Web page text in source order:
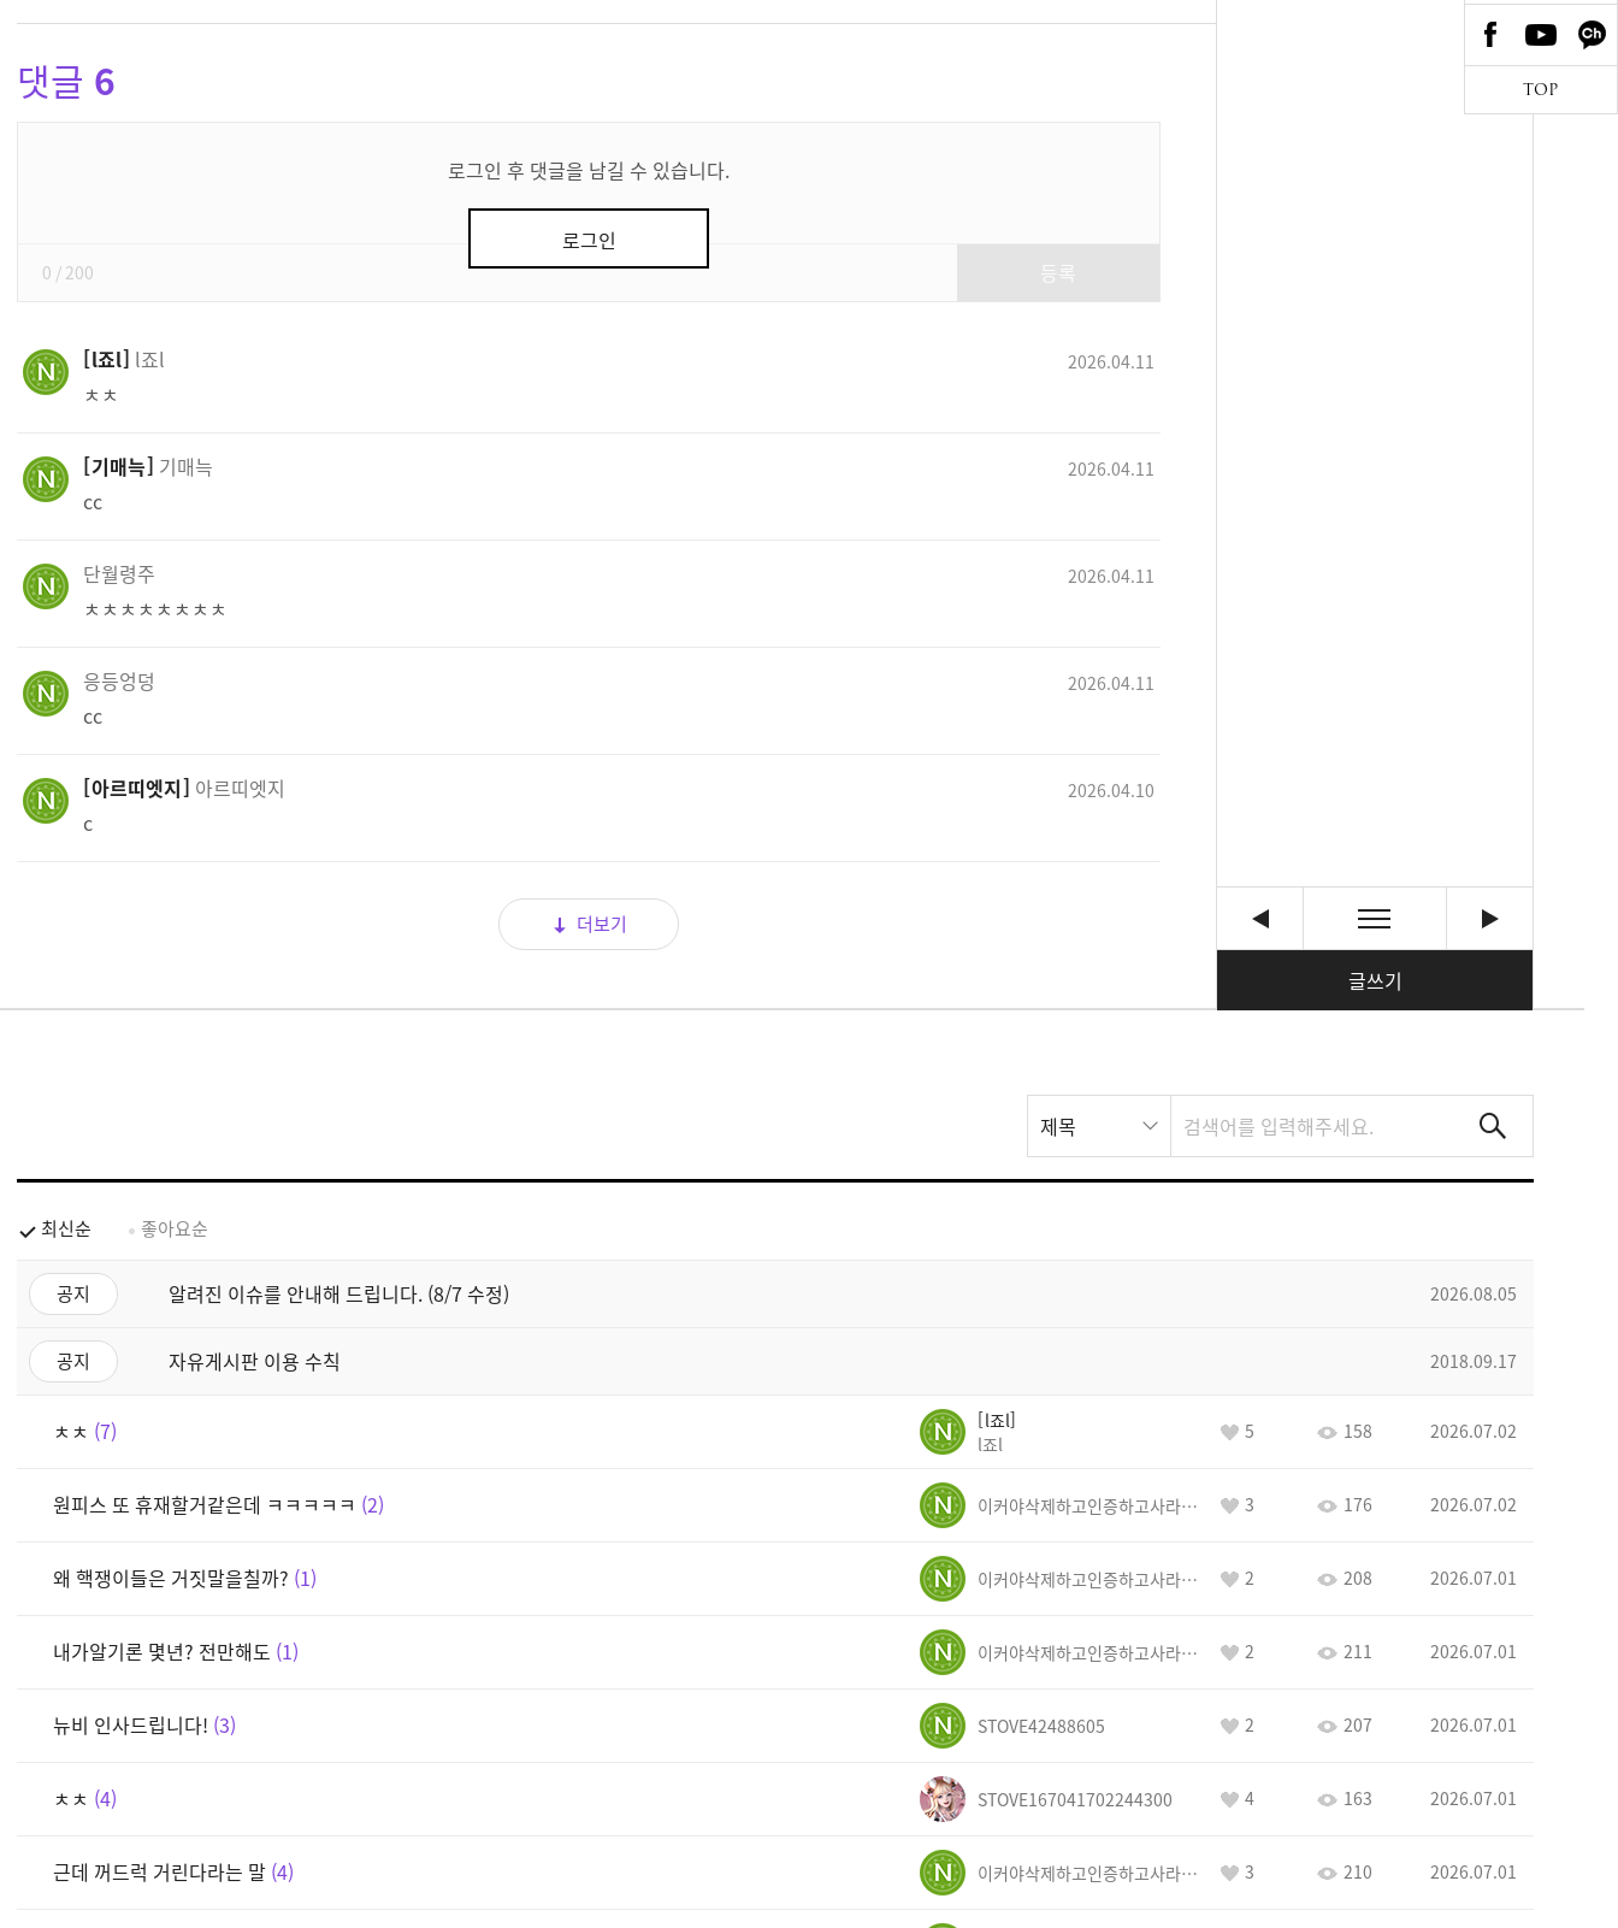
글쓰기
댓글 6
로그인 후 댓글을 남길 수 있습니다.
로그인
0 / 200
l죠l l죠l 2026.04.11
ㅊㅊ
기매늑 기매늑 2026.04.11
cc
단월령주 2026.04.11
ㅊㅊㅊㅊㅊㅊㅊㅊ
응등엉덩 2026.04.11
cc
아르띠엣지 아르띠엣지 2026.04.10
c
더보기
스
트
제목
최신순 좋아요순
공지 알려진 이슈를 안내해 드립니다. (8/7 수정) 2026.08.05
공지 자유게시판 이용 수칙 2018.09.17
ㅊㅊ 7
l죠l
l죠l
5 158 2026.07.02
원피스 또 휴재할거같은데 ㅋㅋㅋㅋㅋ 2 이커야삭제하고인증하고사라지거라 3 176 2026.07.02
왜 핵쟁이들은 거짓말을칠까? 1 이커야삭제하고인증하고사라지거라 2 208 2026.07.01
내가알기론 몇년? 전만해도 1 이커야삭제하고인증하고사라지거라 2 211 2026.07.01
뉴비 인사드립니다! 3 STOVE42488605 2 207 2026.07.01
ㅊㅊ 4 STOVE167041702244300 4 163 2026.07.01
근데 꺼드럭 거린다라는 말 4 이커야삭제하고인증하고사라지거라 3 210 2026.07.01
TOP